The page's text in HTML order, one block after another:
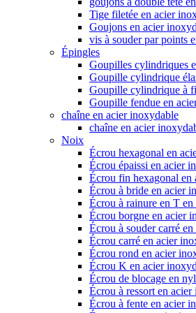
Tige filetée en acier
Goujons en acier
vis à souder par points
Épingles
Goupilles cylindriques
Goupille cylindrique
Goupille cylindrique à
Goupille fendue en
chaîne en acier inoxydable
chaîne en acier
Noix
Écrou hexagonal en
Écrou épaissi en acier
Écrou fin hexagonal en
Écrou à bride en acier
Écrou à rainure en T
Écrou borgne en acier
Écrou à souder carré
Écrou carré en acier
Écrou rond en acier
Écrou K en acier
Écrou de blocage en
Écrou à ressort en
Écrou à fente en acier